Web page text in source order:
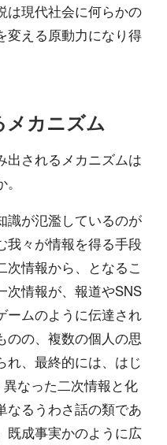
は現代社会に何らかの
変える原動力になり得
メカニズム
出されるメカニズムは
識が氾濫しているのが
我々が情報を得る手段
情報から、となるこ
次情報が、報道やSNS
ームのように伝達され
のの、複数の個人の思
れ、最終的には、はじ
なった二次情報と化
なるうわさ話の類であ
既成事実かのように広